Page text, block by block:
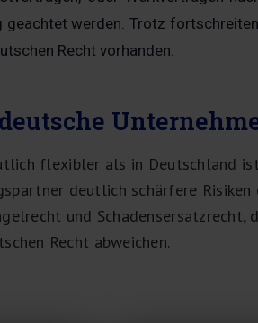
werden. Trotz
Recht vorhanden.
flexibler als in Deutschland
deutlich schärfere
und Schadensersatzrecht,
Recht abweichen.